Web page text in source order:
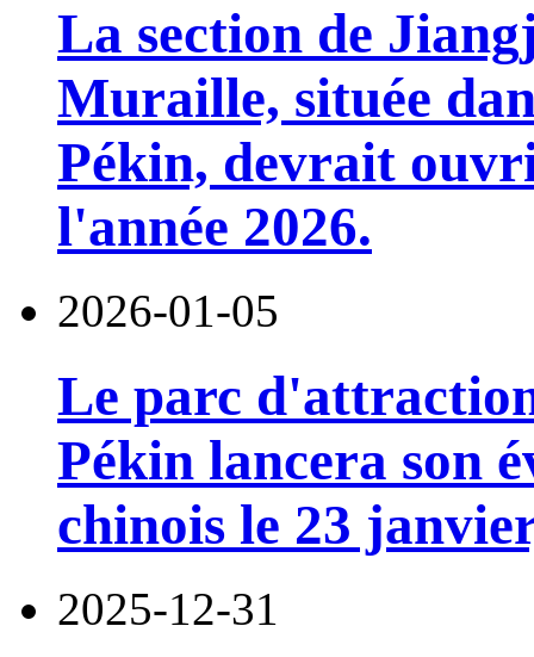
La section de
Muraille, située
Pékin, devrait
l'année 2026.
2026-01-05
Le parc
Pékin lancera son
chinois le 23
2025-12-31